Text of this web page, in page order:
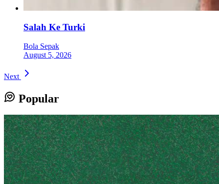
Salah Ke Turki
Bola Sepak
August 5, 2026
Next
Popular